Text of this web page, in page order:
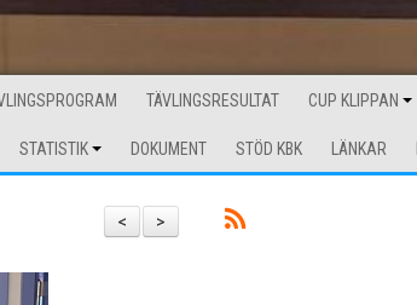
TÄVLINGSRESULTAT CUP KLIPPAN
STATISTIK DOKUMENT STÖD KBK LÄNKAR
>
<